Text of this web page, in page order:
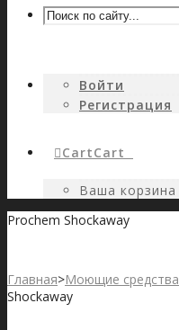
Войти
Регистрация
CartCart
Ваша корзина
Prochem Shockaway
Главная>Моющие средства
Shockaway